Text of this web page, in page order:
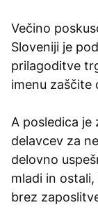
Večino
Sloveniji je
prilagoditve
imenu zaščite
A posledica
delavcev za
delovno
mladi in
brez